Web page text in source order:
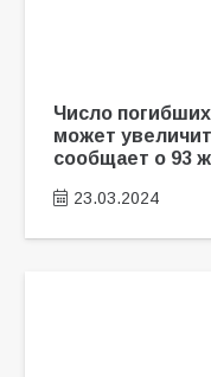
Число
может
сообщает о 93
23.03.2024